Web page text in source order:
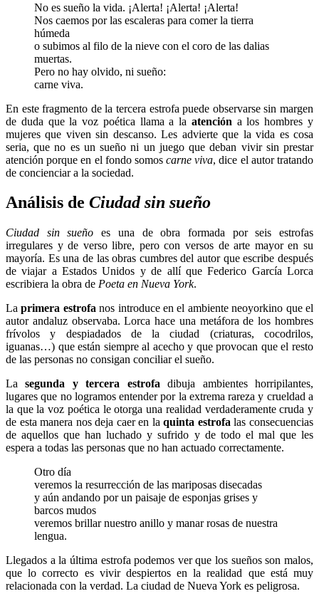
No es sueño la vida. ¡Alerta! ¡Alerta! ¡Alerta!
Nos caemos por las escaleras para comer la tierra
húmeda
o subimos al filo de la nieve con el coro de las dalias
muertas.
Pero no hay olvido, ni sueño:
carne viva.
En este fragmento de la tercera estrofa puede observarse sin margen
de duda que la voz poética llama a la atención a los hombres y
mujeres que viven sin descanso. Les advierte que la vida es cosa
seria, que no es un sueño ni un juego que deban vivir sin prestar
atención porque en el fondo somoscarne viva, dice el autor tratando
de concienciar a la sociedad.
Análisis de Ciudad sin sueño
Ciudad sin sueño es una de obra formada por seis estrofas
irregulares y de verso libre, pero con versos de arte mayor en su
mayoría. Es una de las obras cumbres del autor que escribe después
de viajar a Estados Unidos y de allí que Federico García Lorca
escribiera la obra de Poeta en Nueva York.
Laprimera estrofa nos introduce en el ambiente neoyorkino que el
autor andaluz observaba. Lorca hace una metáfora de los hombres
frívolos y despiadados de la ciudad (criaturas, cocodrilos,
iguanas…) que están siempre al acecho y que provocan que el resto
de las personas no consigan conciliar el sueño.
Lasegunda y tercera estrofa dibuja ambientes horripilantes,
lugares que no logramos entender por la extrema rareza y crueldad a
la que la voz poética le otorga una realidad verdaderamente cruda y
de esta manera nos deja caer en laquinta estrofa las consecuencias
de aquellos que han luchado y sufrido y de todo el mal que les
espera a todas las personas que no han actuado correctamente.
Otro día
veremos la resurrección de las mariposas disecadas
y aún andando por un paisaje de esponjas grises y
barcos mudos
veremos brillar nuestro anillo y manar rosas de nuestra
lengua.
Llegados a la última estrofa podemos ver que los sueños son malos,
que lo correcto es vivir despiertos en la realidad que está muy
relacionada con la verdad. La ciudad de Nueva York es peligrosa.